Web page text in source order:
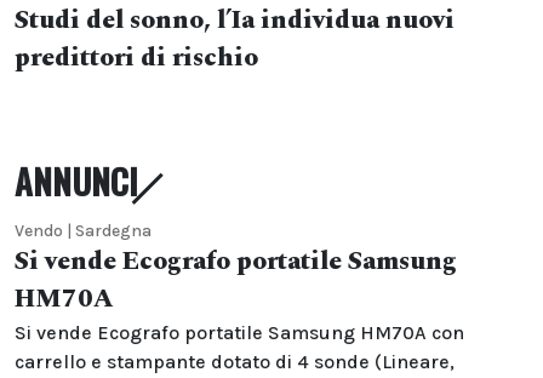
Studi del sonno, l’Ia individua nuovi
predittori di rischio
ANNUNCI
Vendo | Sardegna
Si vende Ecografo portatile Samsung
HM70A
Si vende Ecografo portatile Samsung HM70A con
carrello e stampante dotato di 4 sonde (Lineare,